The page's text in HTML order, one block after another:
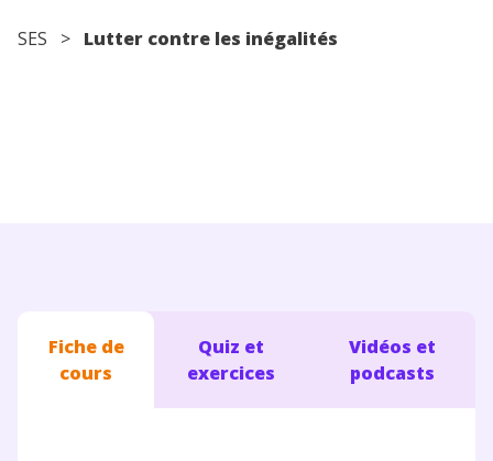
SES > Lutter contre les inégalités
Fiche de
cours
Quiz et
exercices
Vidéos et
podcasts